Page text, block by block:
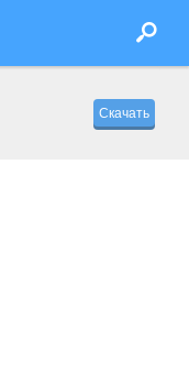
Скачать